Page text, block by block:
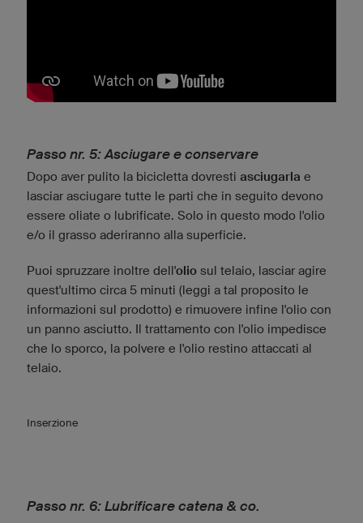
Passo nr. 5: Asciugare e conservare
Dopo aver pulito la bicicletta dovresti asciugarla e
lasciar asciugare tutte le parti che in seguito devono
essere oliate o lubrificate. Solo in questo modo l'olio
e/o il grasso aderiranno alla superficie.
Puoi spruzzare inoltre dell'olio sul telaio, lasciar agire
quest'ultimo circa 5 minuti (leggi a tal proposito le
informazioni sul prodotto) e rimuovere infine l'olio con
un panno asciutto. Il trattamento con l'olio impedisce
che lo sporco, la polvere e l'olio restino attaccati al
telaio.
Inserzione
Passo nr. 6: Lubrificare catena & co.